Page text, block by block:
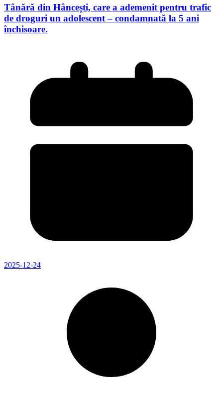
Tânără din Hâncești, care a ademenit pentru trafic
de droguri un adolescent – condamnată la 5 ani
închisoare.
2025-12-24